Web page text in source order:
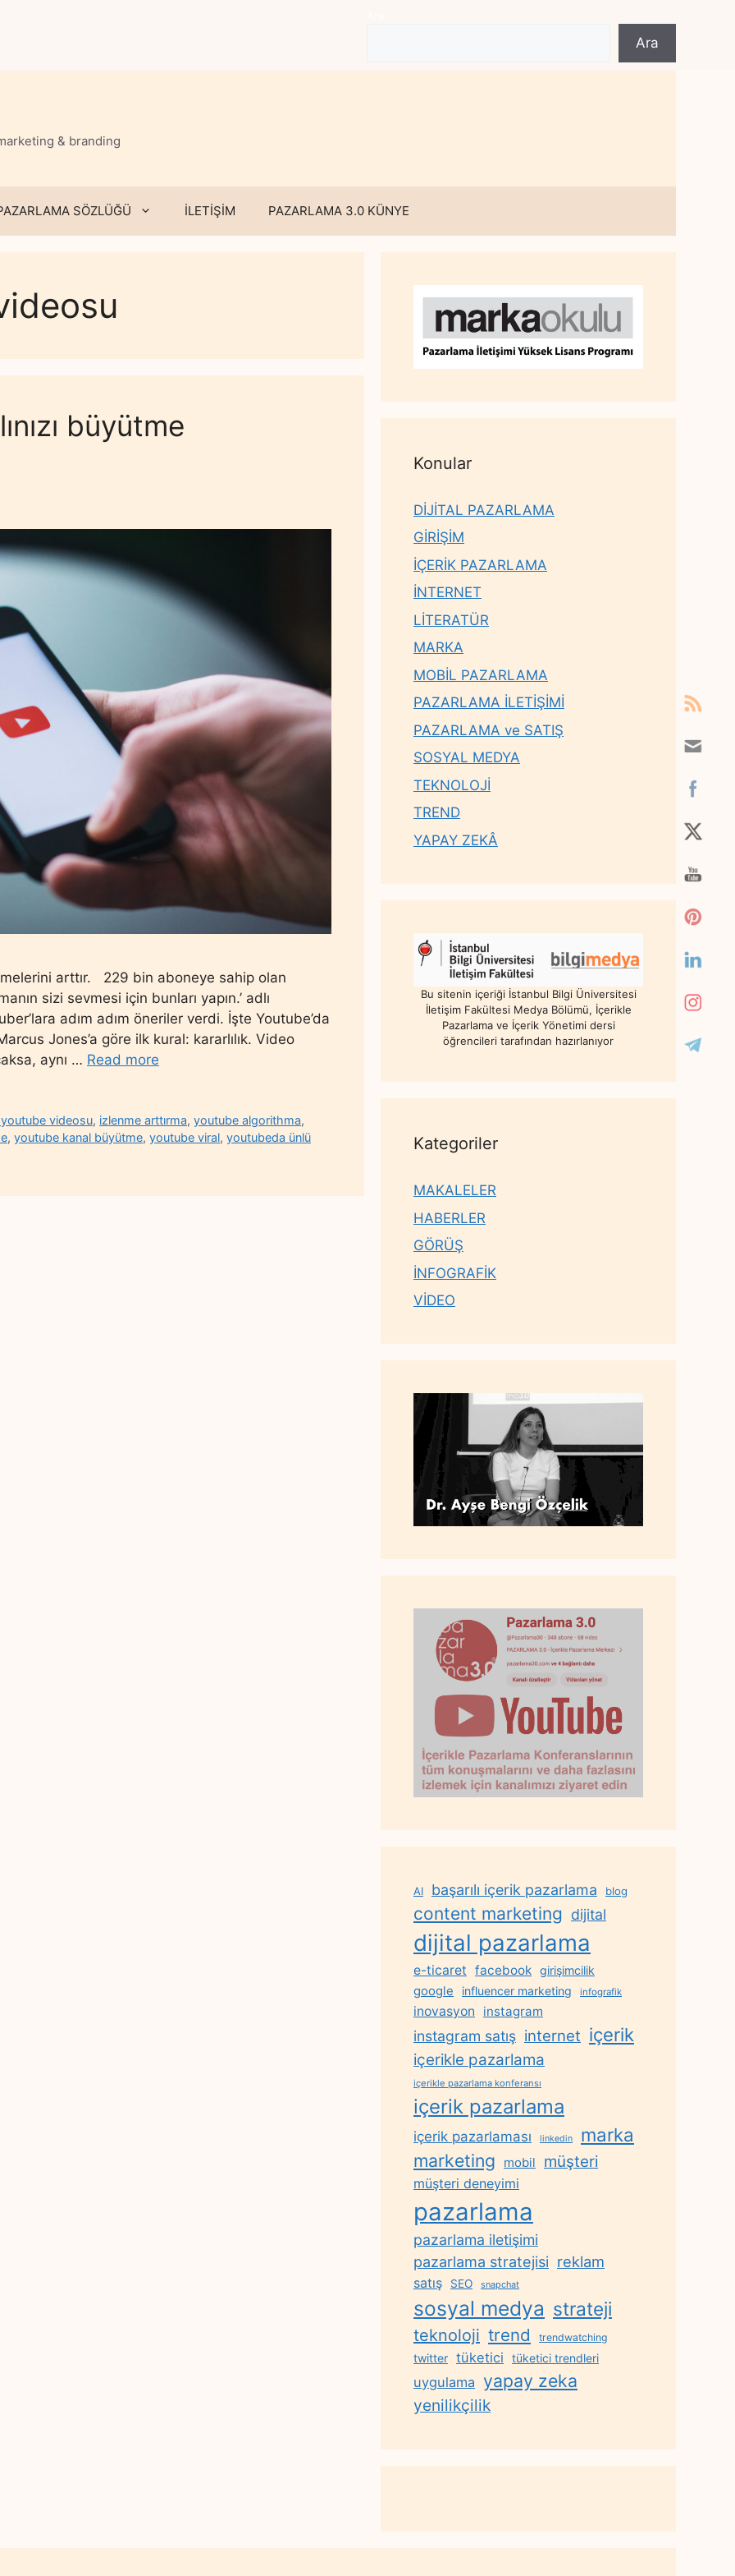
Ara
& branding
SÖZLÜĞÜ İLETİŞİM PAZARLAMA 3.0 KÜNYE
büyütme
arttır. 229 bin aboneye sahip olan
sizi sevmesi için bunları yapın.’ adlı
adım adım öneriler verdi. İşte Youtube’da
Jones’a göre ilk kural: kararlılık. Video
aynı … Read more
youtube videosu, izlenme arttırma,youtube algorithma,
, youtube kanal büyütme, youtube viral, youtubeda ünlü
Konular
DİJİTAL PAZARLAMA
GİRİŞİM
İÇERİK PAZARLAMA
İNTERNET
LİTERATÜR
MARKA
MOBİL PAZARLAMA
PAZARLAMA İLETİŞİMİ
PAZARLAMA ve SATIŞ
SOSYAL MEDYA
TEKNOLOJİ
TREND
YAPAY ZEKÂ
Bu sitenin içeriği İstanbul Bilgi Üniversitesi
İletişim Fakültesi Medya Bölümü, İçerikle
Pazarlama ve İçerik Yönetimi dersi
öğrencileri tarafından hazırlanıyor
Kategoriler
MAKALELER
HABERLER
GÖRÜŞ
İNFOGRAFİK
VİDEO
AI başarılı içerik pazarlama blog
content marketing dijital
dijital pazarlama
e-ticaret facebook girişimcilik
google influencer marketing infografik
inovasyon instagram
instagram satış internet içerik
içerikle pazarlama
içerikle pazarlama konferansı
içerik pazarlama
içerik pazarlaması linkedin marka
marketing mobil müşteri
müşteri deneyimi
pazarlama
pazarlama iletişimi
pazarlama stratejisi reklam
satış SEO snapchat
sosyal medya strateji
teknoloji trend trendwatching
twitter tüketici tüketici trendleri
uygulama yapay zeka
yenilikçilik